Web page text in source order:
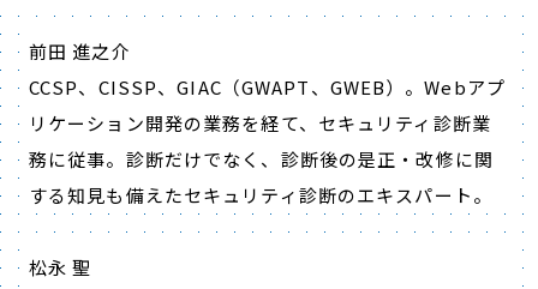
前田 進之介
CCSP、CISSP、GIAC（GWAPT、GWEB）。Webアプ
リケーション開発の業務を経て、セキュリティ診断業
務に従事。診断だけでなく、診断後の是正・改修に関
する知見も備えたセキュリティ診断のエキスパート。
松永 聖